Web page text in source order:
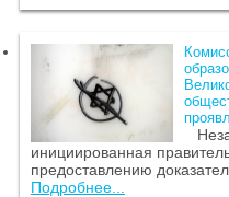
инициированная
предоставлению
Подробнее...